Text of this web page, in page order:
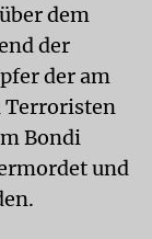
dem
der
der am
Terroristen
Bondi
und